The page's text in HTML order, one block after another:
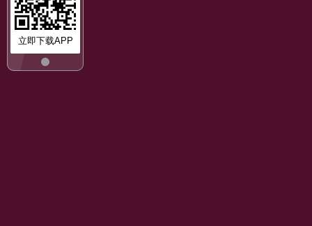
立即下载APP